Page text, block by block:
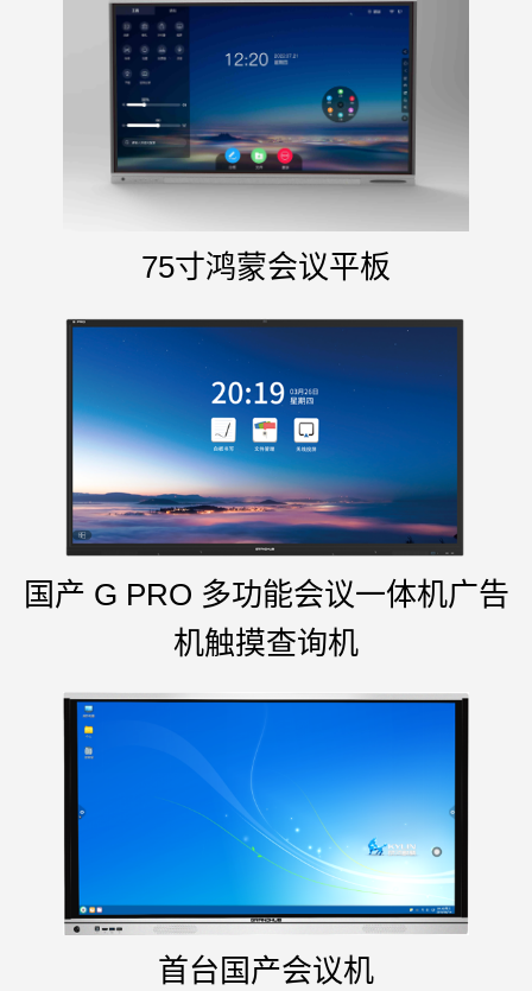
75寸鸿蒙会议平板
国产 G PRO 多功能会议一体机广告
机触摸查询机
首台国产会议机